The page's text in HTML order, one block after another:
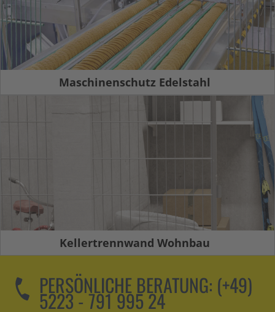
Maschinenschutz Edelstahl
Kellertrennwand Wohnbau
PERSÖNLICHE BERATUNG: (+49)
5223 - 791 995 24